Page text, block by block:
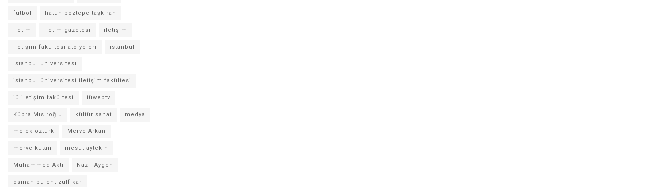
futbol hatun boztepe taşkıran
iletim iletim gazetesi iletişim
iletişim fakültesi atölyeleri istanbul
istanbul üniversitesi
istanbul üniversitesi iletişim fakültesi
iü iletişim fakültesi iüwebtv
Kübra Mısıroğlu kültür sanat medya
melek öztürk Merve Arkan
merve kutan mesut aytekin
Muhammed Aktı Nazlı Aygen
osman bülent zülfikar